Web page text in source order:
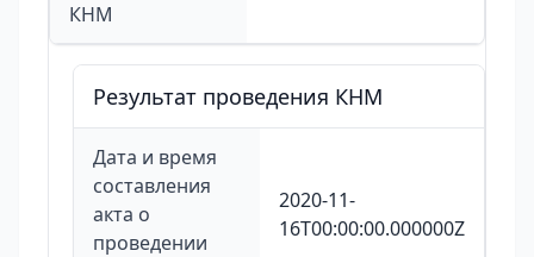
КНМ
Результат проведения КНМ
Дата и время
составления
акта о
проведении
2020-11-
16T00:00:00.000000Z